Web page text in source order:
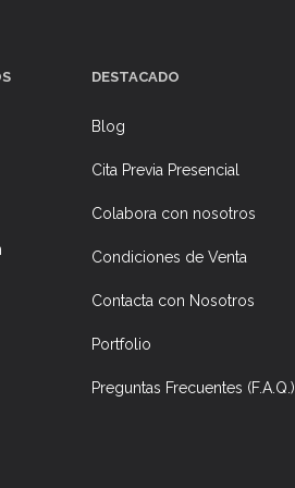
DESTACADO
Blog
Cita Previa Presencial
Colabora con nosotros
Condiciones de Venta
Contacta con Nosotros
Portfolio
Preguntas Frecuentes (F.A.Q.)